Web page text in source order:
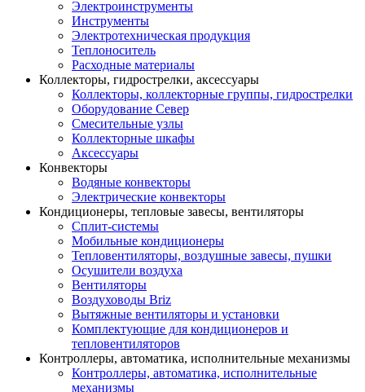
Электроинструменты
Инструменты
Электротехническая продукция
Теплоноситель
Расходные материалы
Коллекторы, гидрострелки, аксессуары
Коллекторы, коллекторные группы, гидрострелки
Оборудование Север
Смесительные узлы
Коллекторные шкафы
Аксессуары
Конвекторы
Водяные конвекторы
Электрические конвекторы
Кондиционеры, тепловые завесы, вентиляторы
Сплит-системы
Мобильные кондиционеры
Тепловентиляторы, воздушные завесы, пушки
Осушители воздуха
Вентиляторы
Воздуховоды Briz
Вытяжные вентиляторы и установки
Комплектующие для кондиционеров и
тепловентиляторов
Контроллеры, автоматика, исполнительные механизмы
Контроллеры, автоматика, исполнительные
механизмы